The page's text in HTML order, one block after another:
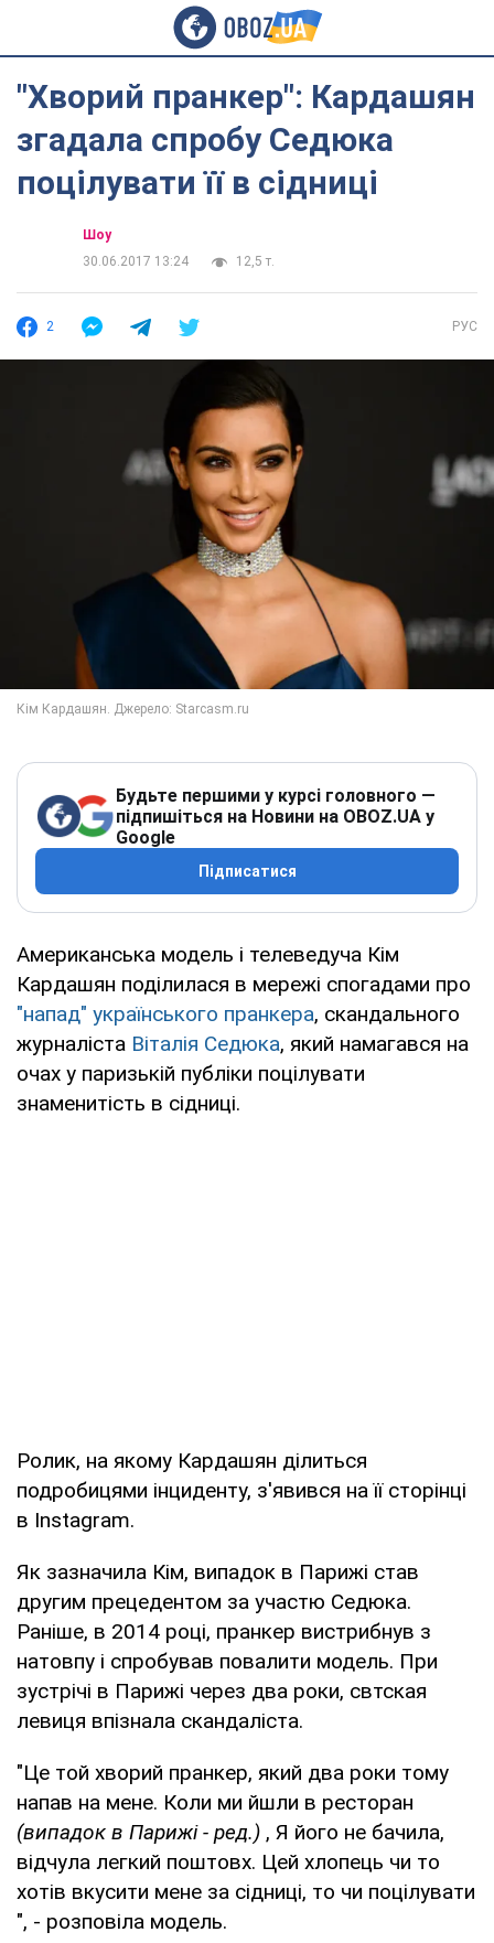
"Хворий пранкер": Кардашян
згадала спробу Седюка
поцілувати її в сідниці
Шоу
30.06.2017 13:24
12,5 т.
2 РУС
Будьте першими у курсі головного —
підпишіться на Новини на OBOZ.UA у
Google
Підписатися
Американська модель і телеведуча Кім
Кардашян поділилася в мережі спогадами про
"напад" українського пранкера, скандального
журналіста Віталія Седюка, який намагався на
очах у паризькій публіки поцілувати
знаменитість в сідниці.
Ролик, на якому Кардашян ділиться
подробицями інциденту, з'явився на її сторінці
в Instagram.
Як зазначила Кім, випадок в Парижі став
другим прецедентом за участю Седюка.
Раніше, в 2014 році, пранкер вистрибнув з
натовпу і спробував повалити модель. При
зустрічі в Парижі через два роки, свтская
левиця впізнала скандаліста.
"Це той хворий пранкер, який два роки тому
напав на мене. Коли ми йшли в ресторан
(випадок в Парижі - ред.) , Я його не бачила,
відчула легкий поштовх. Цей хлопець чи то
хотів вкусити мене за сідниці, то чи поцілувати
", - розповіла модель.